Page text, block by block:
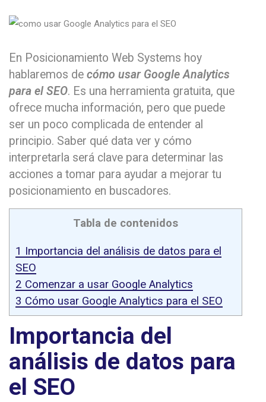
En Posicionamiento Web Systems hoy
hablaremos de cómo usar Google Analytics
para el SEO. Es una herramienta gratuita, que
ofrece mucha información, pero que puede
ser un poco complicada de entender al
principio. Saber qué data ver y cómo
interpretarla será clave para determinar las
acciones a tomar para ayudar a mejorar tu
posicionamiento en buscadores.
Tabla de contenidos
1 Importancia del análisis de datos para el
SEO
2 Comenzar a usar Google Analytics
3 Cómo usar Google Analytics para el SEO
Importancia del
análisis de datos para
el SEO